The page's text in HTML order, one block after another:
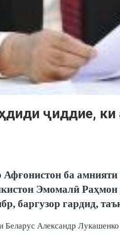
ҷиддие,
Афғонистон ба
Эмомалӣ
баргузор гардид,
Беларус Александр